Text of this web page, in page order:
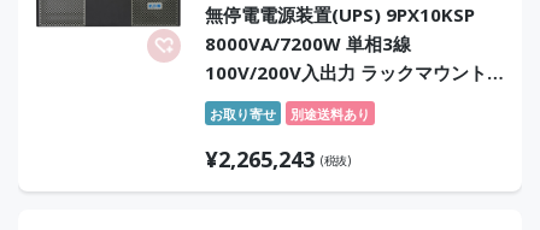
無停電電源装置(UPS) 9PX10KSP
8000VA/7200W 単相3線
100V/200V入出力 ラックマウント
型 常時インバータ方式 正弦波 セン
ドバック5年保証付
お取り寄せ 別途送料あり
¥2,265,243 (税抜)